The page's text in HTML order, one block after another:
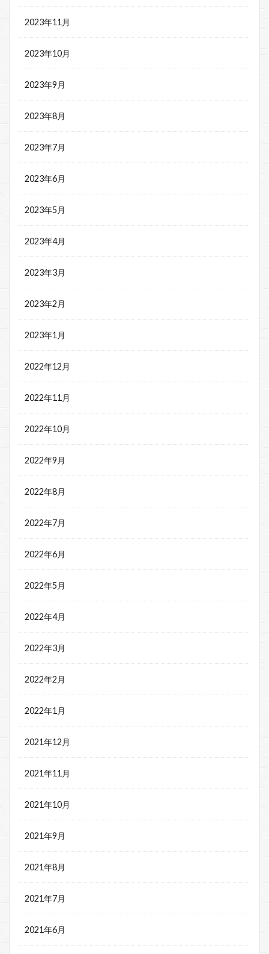
2023年11月
2023年10月
2023年9月
2023年8月
2023年7月
2023年6月
2023年5月
2023年4月
2023年3月
2023年2月
2023年1月
2022年12月
2022年11月
2022年10月
2022年9月
2022年8月
2022年7月
2022年6月
2022年5月
2022年4月
2022年3月
2022年2月
2022年1月
2021年12月
2021年11月
2021年10月
2021年9月
2021年8月
2021年7月
2021年6月